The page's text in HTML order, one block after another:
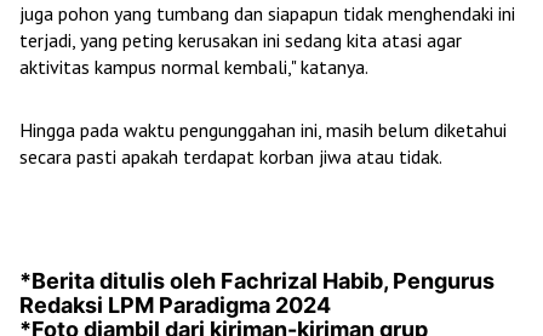
juga pohon yang tumbang dan siapapun tidak menghendaki ini
terjadi, yang peting kerusakan ini sedang kita atasi agar
aktivitas kampus normal kembali," katanya.
Hingga pada waktu pengunggahan ini, masih belum diketahui
secara pasti apakah terdapat korban jiwa atau tidak.
*Berita ditulis oleh Fachrizal Habib, Pengurus
Redaksi LPM Paradigma 2024
*Foto diambil dari kiriman-kiriman grup